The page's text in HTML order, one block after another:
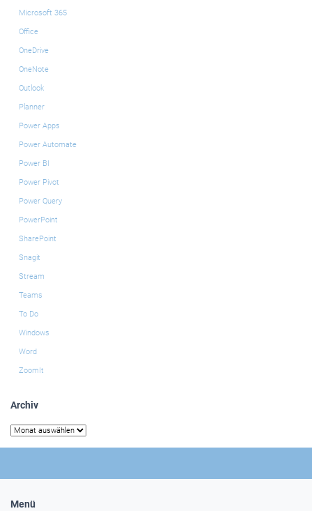
Microsoft 365
Office
OneDrive
OneNote
Outlook
Planner
Power Apps
Power Automate
Power BI
Power Pivot
Power Query
PowerPoint
SharePoint
Snagit
Stream
Teams
To Do
Windows
Word
ZoomIt
Archiv
Archiv
Menü